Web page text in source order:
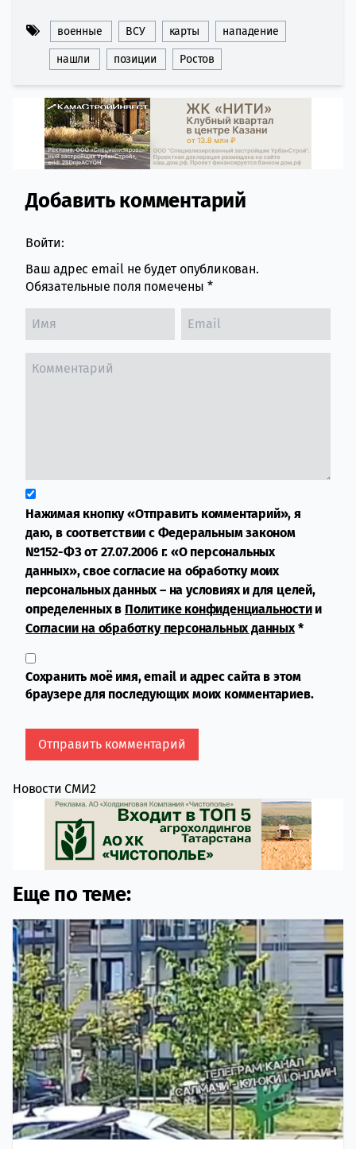
военные ВСУ карты нападение
нашли позиции Ростов
Comment section
Добавить комментарий
Войти:
Ваш адрес email не будет опубликован.
Обязательные поля помечены *
Нажимая кнопку «Отправить комментарий», я
даю, в соответствии с Федеральным законом
№152-ФЗ от 27.07.2006 г. «О персональных
данных», свое согласие на обработку моих
персональных данных – на условиях и для целей,
определенных в Политике конфиденциальностии
Согласии на обработку персональных данных*
Сохранить моё имя, email и адрес сайта в этом
браузере для последующих моих комментариев.
Новости СМИ2
Еще по теме: